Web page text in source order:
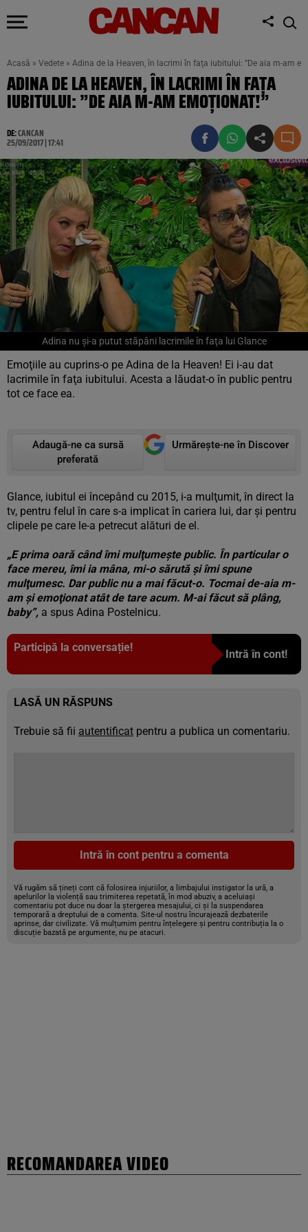
Acasă » Vedete » Adina de la Heaven, în lacrimi în faţa iubitului: ”De aia m-am
ADINA DE LA HEAVEN, ÎN LACRIMI ÎN FAŢA
IUBITULUI: ”DE AIA M-AM EMOŢIONAT!”
DE:CANCAN
25/09/2017 | 17:41
Adina nu şi-a putut stăpâni lacrimile în faţa lui Glance
Emoţiile au cuprins-o pe Adina de la Heaven! Ei i-au dat
lacrimile în faţa iubitului. Acesta a lăudat-o în public pentru
tot ce face ea.
Adaugă-ne ca sursă
preferată
Urmărește-ne în Discover
Glance, iubitul ei începând cu 2015, i-a mulţumit, în direct la
tv, pentru felul în care s-a implicat în cariera lui, dar şi pentru
clipele pe care le-a petrecut alături de el.
„E prima oară când îmi mulţumeşte public. În particular o
face mereu, îmi ia mâna, mi-o sărută şi îmi spune
mulţumesc. Dar public nu a mai făcut-o. Tocmai de-aia m-
am şi emoţionat atât de tare acum. M-ai făcut să plâng,
baby”, a spus Adina Postelnicu.
Participă la conversație!
Intră în cont!
LASĂ UN RĂSPUNS
Trebuie să fii autentificat pentru a publica un comentariu.
Intră în cont pentru a comenta
Vă rugăm să țineți cont că folosirea injuriilor, a limbajului instigator la ură, a
apelurilor la violență sau trimiterea repetată, în mod abuziv, a aceluiași
comentariu pot duce nu doar la ștergerea mesajului, ci și la suspendarea
temporară a dreptului de a comenta. Site-ul nostru încurajează dezbaterile
aprinse, dar civilizate. Vă mulțumim pentru înțelegere și pentru contribuția la o
discuție bazată pe argumente, nu pe atacuri.
RECOMANDAREA VIDEO